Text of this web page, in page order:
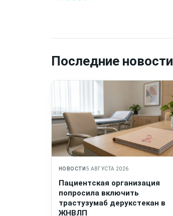
Последние новости
НОВОСТИ 5 АВГУСТА 2026
Пациентская организация
попросила включить
трастузумаб дерукстекан в
ЖНВЛП